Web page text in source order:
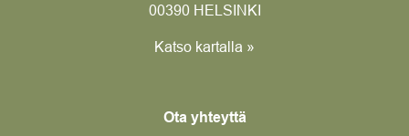
00390 HELSINKI
Katso kartalla »
Ota yhteyttä